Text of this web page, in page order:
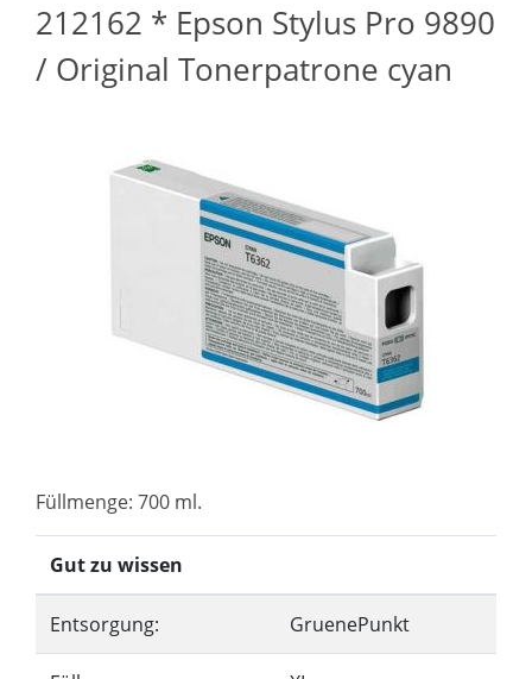
212162 * Epson Stylus Pro 9890
/ Original Tonerpatrone cyan
Füllmenge: 700 ml.
Gut zu wissen
Entsorgung: GruenePunkt